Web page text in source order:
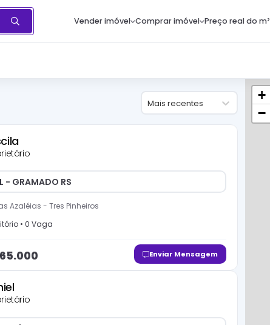
Vender imóvel Comprar imóvel Preço real do m²
Mais recentes
- GRAMADO RS
Azaléias - Tres Pinheiros
• 0 Vaga
Enviar Mensagem
+
−